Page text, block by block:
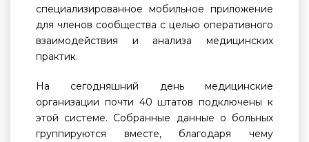
специализированное мобильное приложение
для членов сообщества с целью оперативного
взаимодействия и анализа медицинских
практик.
На сегодняшний день медицинские
организации почти 40 штатов подключены к
этой системе. Собранные данные о больных
группируются вместе, благодаря чему